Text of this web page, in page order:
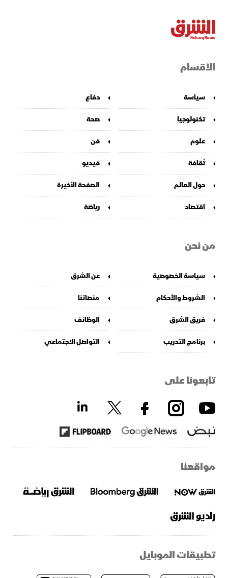
الأقسام
سياسة
دفاع
تكنولوجيا
صحة
علوم
فن
ثقافة
فيديو
حول العالم
الصفحة الأخيرة
اقتصاد
رياضة
من نحن
سياسة الخصوصية
عن الشرق
الشروط والأحكام
منصاتنا
فريق الشرق
الوظائف
برنامج التدريب
التواصل الاجتماعي
تابعونا على
مواقعنا
تطبيقات الموبايل